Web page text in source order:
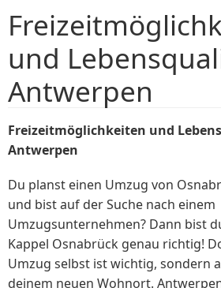
und
Antwerpen
Freizeitmöglichkeiten und
Antwerpen
Du planst einen Umzug von
und bist auf der Suche nach einem
Umzugsunternehmen? Dann bist
Kappel Osnabrück genau richtig!
Umzug selbst ist wichtig, sondern
deinem neuen Wohnort.